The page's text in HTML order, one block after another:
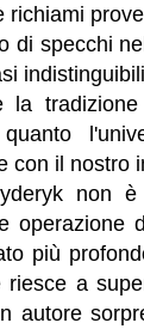
di specchi
con il nostro
non
operazione
più
a
autore